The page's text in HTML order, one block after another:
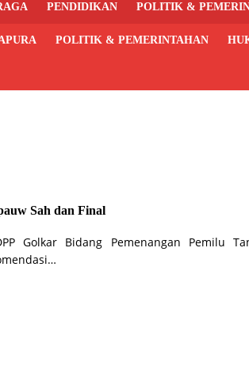
PENDIDIKAN POLITIK &
POLITIK & PEMERINTAHAN
Sah dan Final
Golkar Bidang Pemenangan Pemilu